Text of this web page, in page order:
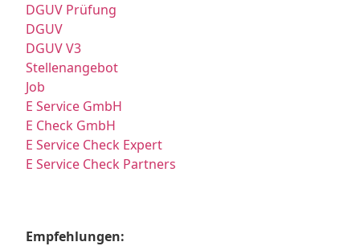
DGUV Prüfung
DGUV
DGUV V3
Stellenangebot
Job
E Service GmbH
E Check GmbH
E Service Check Expert
E Service Check Partners
Empfehlungen: